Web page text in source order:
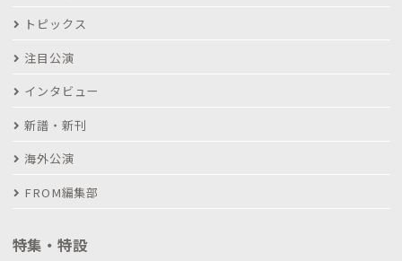
トピックス
注目公演
インタビュー
新譜・新刊
海外公演
FROM編集部
特集・特設